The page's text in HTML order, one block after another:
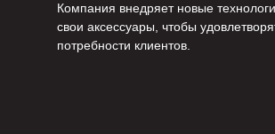
Компания внедряет новые
свои аксессуары, чтобы
потребности клиентов.